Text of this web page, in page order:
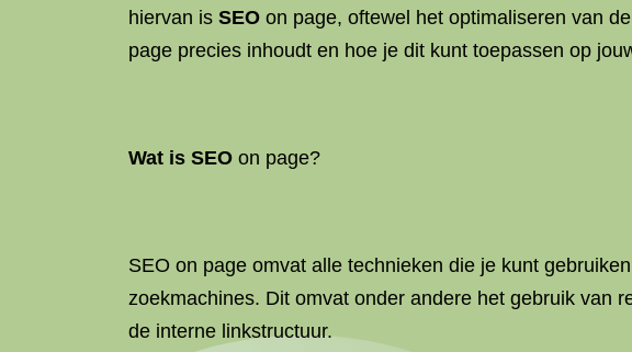
hiervan is SEO on page, oftewel het optimaliseren van
page precies inhoudt en hoe je dit kunt toepassen op
Wat is SEO on page?
SEO on page omvat alle technieken die je kunt
zoekmachines. Dit omvat onder andere het gebruik van
de interne linkstructuur.